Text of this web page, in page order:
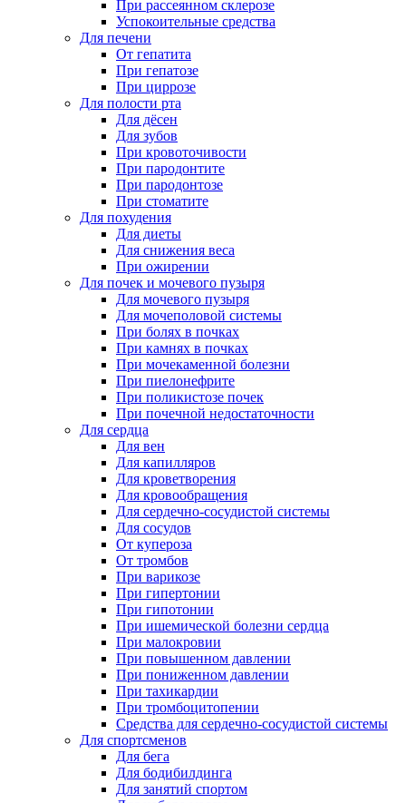
При рассеянном склерозе
Успокоительные средства
Для печени
От гепатита
При гепатозе
При циррозе
Для полости рта
Для дёсен
Для зубов
При кровоточивости
При пародонтите
При пародонтозе
При стоматите
Для похудения
Для диеты
Для снижения веса
При ожирении
Для почек и мочевого пузыря
Для мочевого пузыря
Для мочеполовой системы
При болях в почках
При камнях в почках
При мочекаменной болезни
При пиелонефрите
При поликистозе почек
При почечной недостаточности
Для сердца
Для вен
Для капилляров
Для кроветворения
Для кровообращения
Для сердечно-сосудистой системы
Для сосудов
От купероза
От тромбов
При варикозе
При гипертонии
При гипотонии
При ишемической болезни сердца
При малокровии
При повышенном давлении
При пониженном давлении
При тахикардии
При тромбоцитопении
Средства для сердечно-сосудистой системы
Для спортсменов
Для бега
Для бодибилдинга
Для занятий спортом